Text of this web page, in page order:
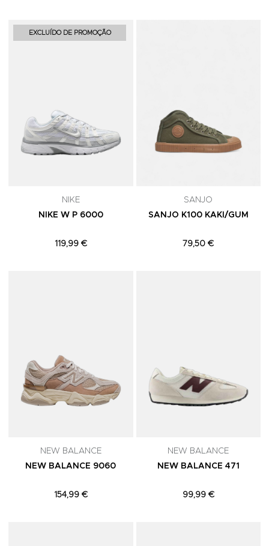
EXCLUÍDO DE PROMOÇÃO
NIKE
NIKE W P 6000
119,99 €
SANJO
SANJO K100 KAKI/GUM
79,50 €
NEW BALANCE
NEW BALANCE 9060
154,99 €
NEW BALANCE
NEW BALANCE 471
99,99 €